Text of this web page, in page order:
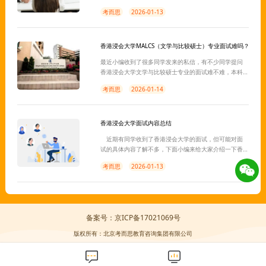
考而思 2026-01-13
香港浸会大学MALCS（文学与比较硕士）专业面试难吗？
最近小编收到了很多同学发来的私信，有不少同学提问
香港浸会大学文学与比较硕士专业的面试难不难，本科
家，这些都可以提前做好准备的!
考而思 2026-01-14
香港浸会大学面试内容总结
近期有同学收到了香港浸会大学的面试，但可能对面
试的具体内容了解不多，下面小编来给大家介绍一下香
考而思
2026-01-13
备案号：京ICP备17021069号
版权所有：北京考而思教育咨询集团有限公司